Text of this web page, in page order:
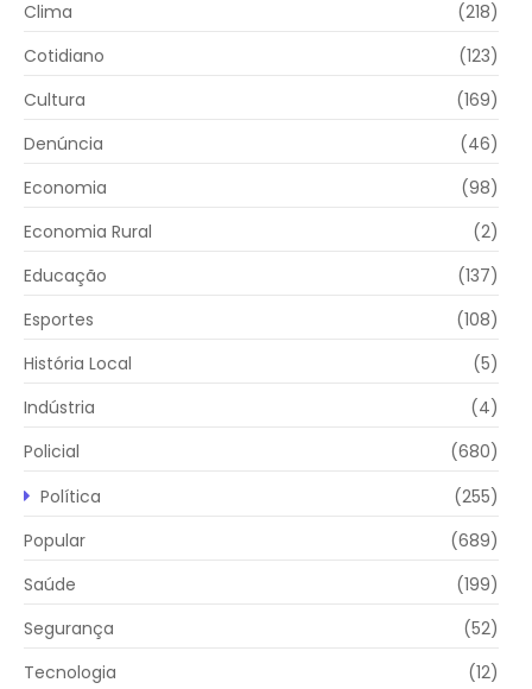
Clima
(218)
Cotidiano
(123)
Cultura
(169)
Denúncia
(46)
Economia
(98)
Economia Rural
(2)
Educação
(137)
Esportes
(108)
História Local
(5)
Indústria
(4)
Policial
(680)
Política
(255)
Popular
(689)
Saúde
(199)
Segurança
(52)
Tecnologia
(12)